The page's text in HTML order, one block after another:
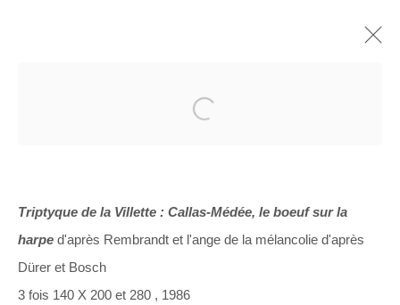
Triptyque de la Villette : Callas-Médée, le boeuf sur la
harpe d'après Rembrandt et l'ange de la mélancolie d'après
Dürer et Bosch
3 fois 140 X 200 et 280 , 1986